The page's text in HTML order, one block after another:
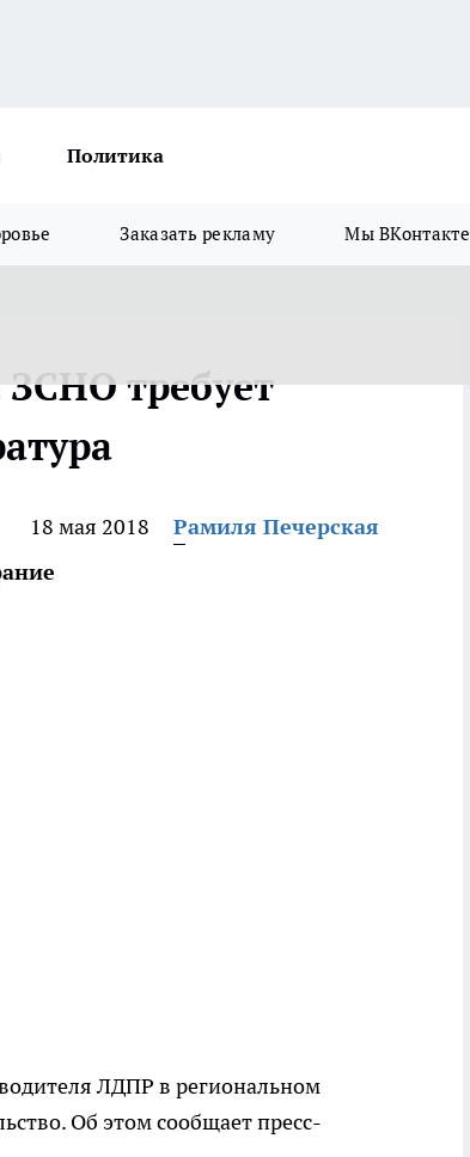
Политика
Заказать рекламу Мы ВКонтакте
требует
18 мая 2018
Рамиля Печерская
ЛДПР в региональном
Об этом сообщает пресс-